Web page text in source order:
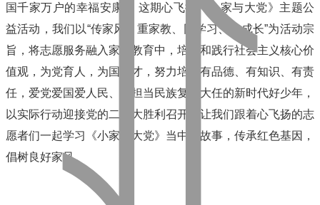
国千家万户的幸福安康。
这期心飞扬 《小家与大党》主题公
益活动 ， 我们 以“传家风、重家教、同学习、共成长”为活动宗
旨，将志愿服务融入家庭教育中 ， 培育和践行社会主义核心价
值观，为党育人，为国育才，努力培养有品德、有知识、有责
任，爱党爱国爱人民、能担当民族复兴大任的新时代好少年，
以实际行动迎接党的二十大胜利召开。 让我们跟着心飞扬的志
愿者们一起学习 《小家与大党》 当中的故事 ， 传承红色基因，
倡树良好家风。